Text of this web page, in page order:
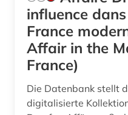
dreyfus-affäre (1)
drittes reich (2)
druckgraphik (1)
dänisch (3)
influence
France
Affair in the
France)
Die Datenbank stellt
digitalisierte